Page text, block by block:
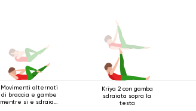
Movimenti alternati
di braccia e gambe
mentre si è sdraiati
Kriya 2 con gamba
sdraiata sopra la
testa